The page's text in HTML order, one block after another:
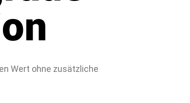
Wert ohne zusätzliche